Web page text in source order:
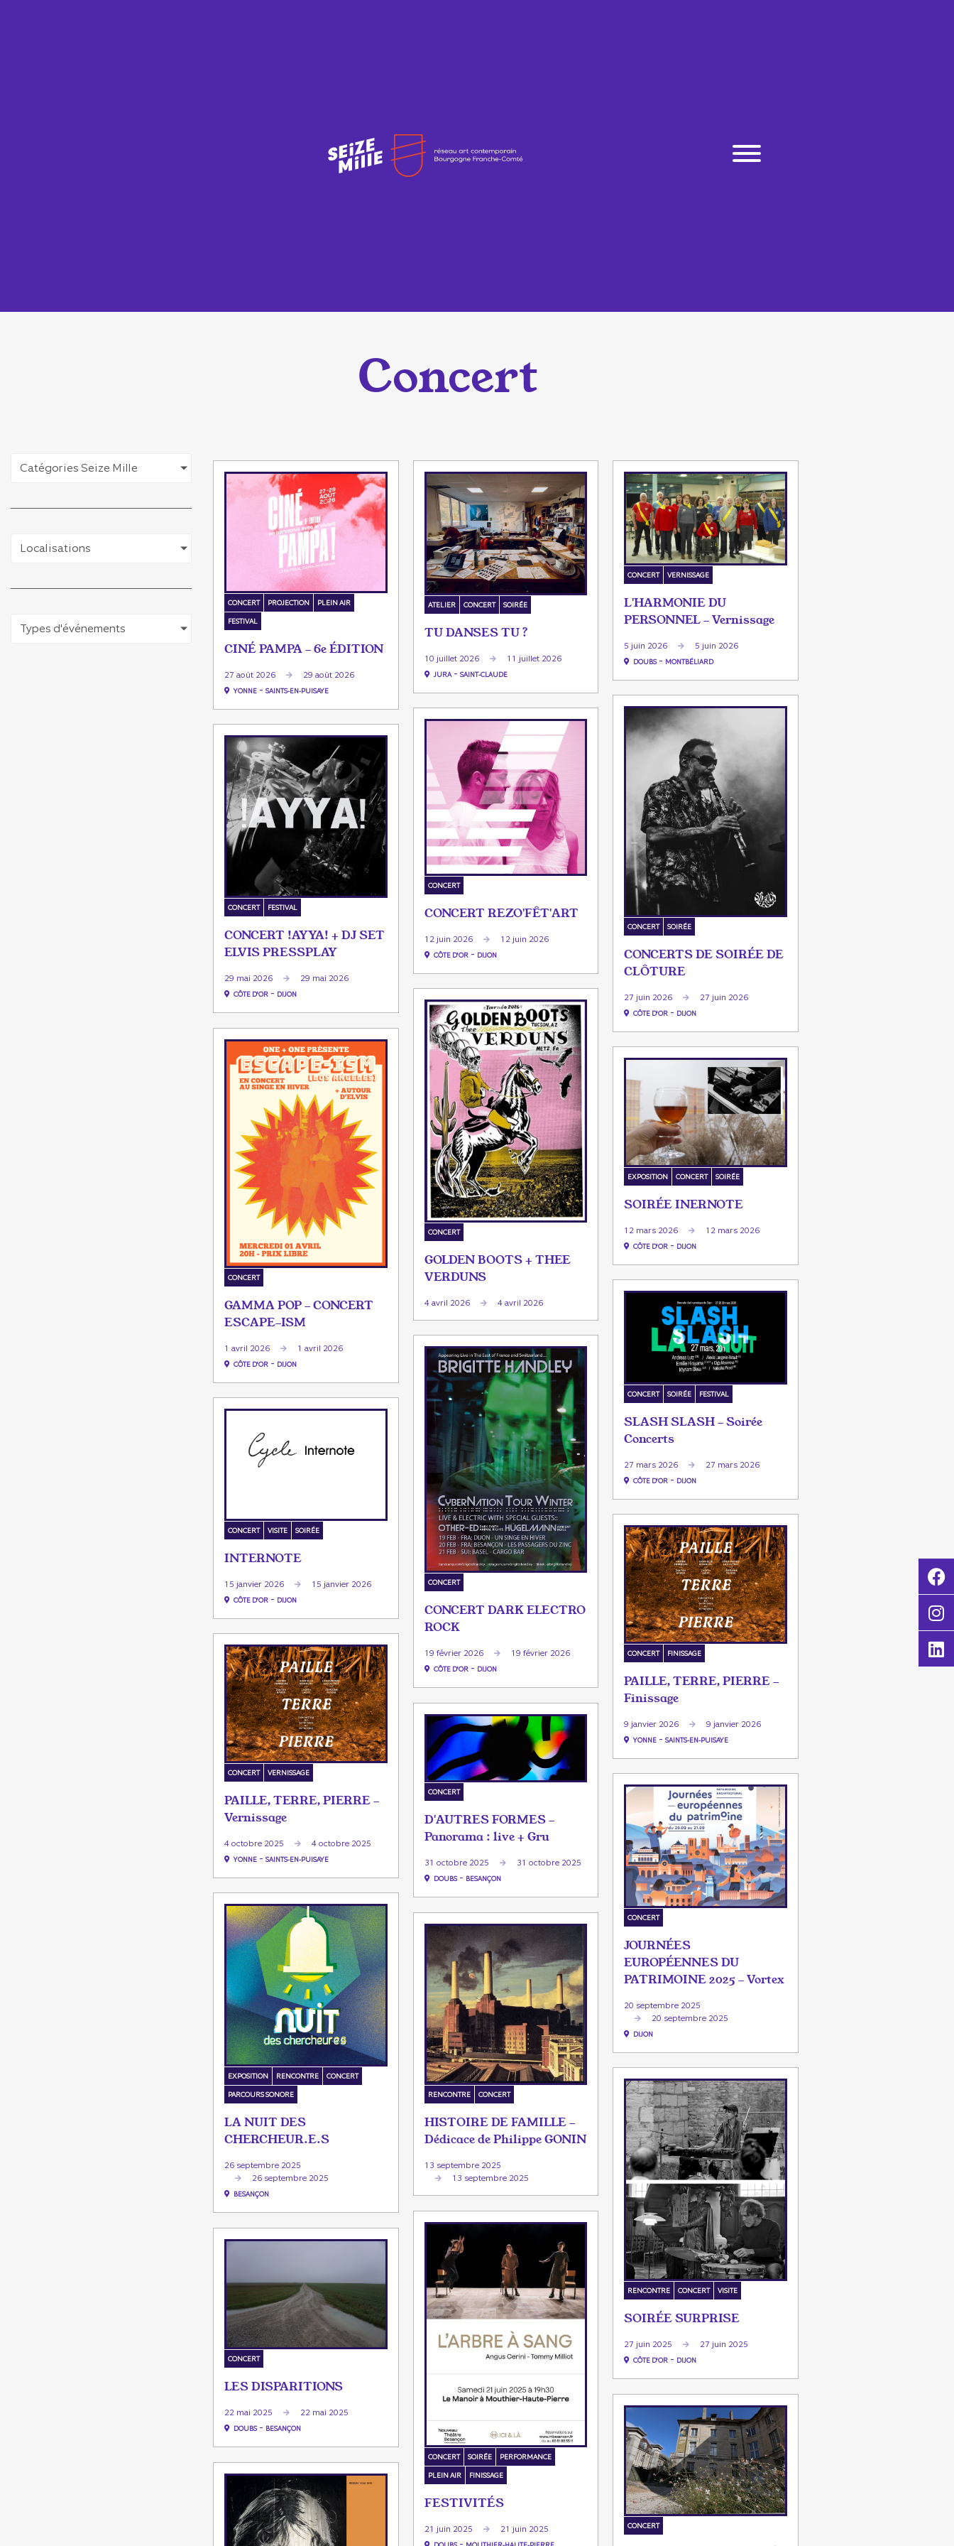
Concert
Catégories Seize Mille
Localisations
Types d'événements
CONCERT PROJECTION
PLEIN AIR
FESTIVAL
CINÉ PAMPA - 6e ÉDITION
27 août 2026 29 août 2026
YONNE - SAINTS-EN-PUISAYE
ATELIER CONCERT SOIRÉE
TU DANSES TU ?
10 juillet 2026 11 juillet 2026
JURA- SAINT-CLAUDE
CONCERT VERNISSAGE
L'HARMONIE DU
PERSONNEL - Vernissage
5 juin 2026 5 juin 2026
DOUBS- MONTBÉLIARD
CONCERT SOIRÉE
CONCERTS DE SOIRÉE DE
CLÔTURE
27 juin 2026 27 juin 2026
CÔTE D'OR - DIJON
CONCERT
CONCERT REZO'FÊT'ART
12 juin 2026 12 juin 2026
CÔTE D'OR- DIJON
CONCERT FESTIVAL
CONCERT !AYYA! + DJ SET
ELVIS PRESSPLAY
29 mai 2026 29 mai 2026
CÔTE D'OR - DIJON
CONCERT
GOLDEN BOOTS + THEE
VERDUNS
4 avril 2026 4 avril 2026
CONCERT
GAMMA POP - CONCERT
ESCAPE-ISM
1 avril 2026 1 avril 2026
CÔTE D'OR - DIJON
EXPOSITION CONCERT SOIRÉE
SOIRÉE INERNOTE
12 mars 2026 12 mars 2026
CÔTE D'OR - DIJON
CONCERT SOIRÉE FESTIVAL
SLASH SLASH - Soirée
Concerts
27 mars 2026 27 mars 2026
CÔTE D'OR - DIJON
CONCERT
CONCERT DARK ELECTRO
ROCK
19 février 2026 19 février 2026
CÔTE D'OR- DIJON
CONCERT VISITE SOIRÉE
INTERNOTE
15 janvier 2026 15 janvier 2026
CÔTE D'OR - DIJON
CONCERT FINISSAGE
PAILLE, TERRE, PIERRE -
Finissage
9 janvier 2026 9 janvier 2026
YONNE - SAINTS-EN-PUISAYE
CONCERT VERNISSAGE
PAILLE, TERRE, PIERRE -
Vernissage
4 octobre 2025 4 octobre 2025
YONNE - SAINTS-EN-PUISAYE
CONCERT
D'AUTRES FORMES -
Panorama : live + Gru
31 octobre 2025 31 octobre 2025
DOUBS- BESANÇON
CONCERT
JOURNÉES
EUROPÉENNES DU
PATRIMOINE 2025 - Vortex
20 septembre 2025
20 septembre 2025
DIJON
EXPOSITION RENCONTRE
CONCERT
PARCOURS SONORE
LA NUIT DES
CHERCHEUR.E.S
26 septembre 2025
26 septembre 2025
BESANÇON
RENCONTRE CONCERT
HISTOIRE DE FAMILLE -
Dédicace de Philippe GONIN
13 septembre 2025
13 septembre 2025
RENCONTRE CONCERT VISITE
SOIRÉE SURPRISE
27 juin 2025 27 juin 2025
CÔTE D'OR - DIJON
CONCERT SOIRÉE
PERFORMANCE
PLEIN AIR
FINISSAGE
FESTIVITÉS
21 juin 2025 21 juin 2025
CONCERT
LES DISPARITIONS
22 mai 2025 22 mai 2025
DOUBS- BESANÇON
CONCERT